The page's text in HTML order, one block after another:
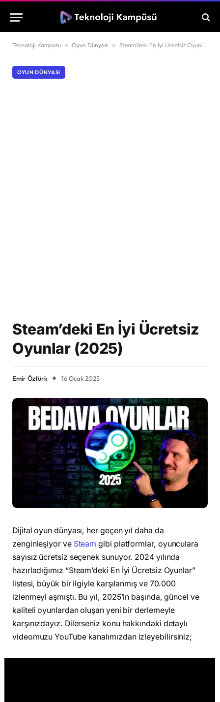
Teknoloji Kampusu » Oyun Dünyası » Steam’deki En İyi Ücretsiz Oyunlar (2025)
OYUN DÜNYASI
Steam’deki En İyi Ücretsiz
Oyunlar (2025)
Emir Öztürk 16 Ocak 2025
Dijital oyun dünyası, her geçen yıl daha da
zenginleşiyor ve Steam gibi platformlar, oyunculara
sayısız ücretsiz seçenek sunuyor. 2024 yılında
hazırladığımız “Steam’deki En İyi Ücretsiz Oyunlar”
listesi, büyük bir ilgiyle karşılanmış ve 70.000
izlenmeyi aşmıştı. Bu yıl, 2025’in başında, güncel ve
kaliteli oyunlardan oluşan yeni bir derlemeyle
karşınızdayız. Dilerseniz konu hakkındaki detaylı
videomuzu YouTube kanalımızdan izleyebilirsiniz;